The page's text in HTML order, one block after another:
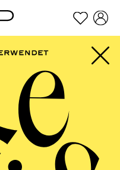
Footer springen
2026